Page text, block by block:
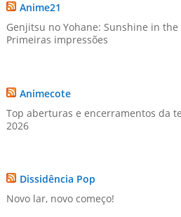
Anime21
Genjitsu no Yohane: Sunshine in the
Primeiras impressões
Animecote
Top aberturas e encerramentos da
2026
Dissidência Pop
Novo lar, novo começo!